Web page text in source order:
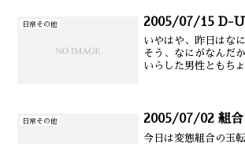
アングラSM女王様だ
日常その他 2005/07/15 D-
いやはや、昨日はな
そう、なにがなんだ
いらした男性ともち
ゃんとＳ男性（？）
日常その他 2005/07/02 組合
今日は変態組合の玉